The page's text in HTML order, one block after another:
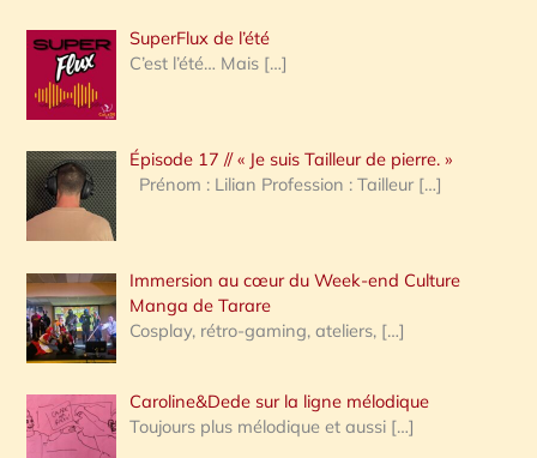
e
r
c
h
e
:
SuperFlux de l’été
C’est l’été… Mais […]
Épisode 17 // « Je suis Tailleur de pierre. »
Prénom : Lilian Profession : Tailleur […]
Immersion au cœur du Week-end Culture
Manga de Tarare
Cosplay, rétro-gaming, ateliers, […]
Caroline&Dede sur la ligne mélodique
Toujours plus mélodique et aussi […]